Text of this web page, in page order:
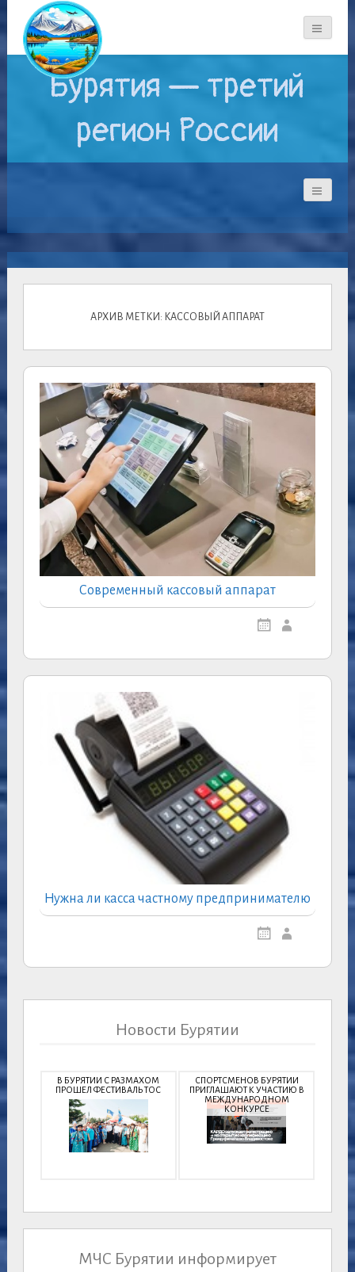
Бурятия — третий
регион России
АРХИВ МЕТКИ: КАССОВЫЙ АППАРАТ
Современный кассовый аппарат
Нужна ли касса частному предпринимателю
Новости Бурятии
В БУРЯТИИ С РАЗМАХОМ
ПРОШЕЛ ФЕСТИВАЛЬ ТОС
СПОРТСМЕНОВ БУРЯТИИ
ПРИГЛАШАЮТ К УЧАСТИЮ В
МЕЖДУНАРОДНОМ
КОНКУРСЕ
МЧС Бурятии информирует